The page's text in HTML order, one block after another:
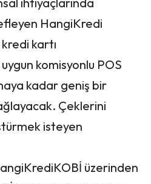
HangiKredi
kartı
komisyonlu POS
kadar geniş bir
Çeklerini
isteyen
üzerinden